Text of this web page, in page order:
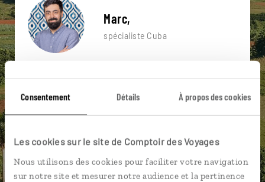
Consentement Détails À propos des cookies
Les cookies sur le site de Comptoir des Voyages
Nous utilisons des cookies pour faciliter votre navigation
sur notre site et mesurer notre audience et la pertinence
Marc,
spécialiste Cuba
spécialistes
Ils sauront organiser votre itinéraire au plus
Échangez en face à face ou depuis nos studios
téléphone.